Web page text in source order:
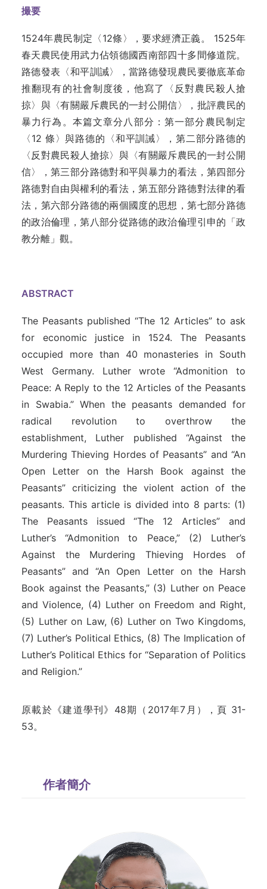
撮要
1524年農民制定〈12條〉，要求經濟正義。 1525年
春天農民使用武力佔領德國西南部四十多間修道院。
路德發表〈和平訓誡〉，當路德發現農民要徹底革命
推翻現有的社會制度後，他寫了〈反對農民殺人搶
掠〉與〈有關嚴斥農民的一封公開信〉，批評農民的
暴力行為。本篇文章分八部分：第一部分農民制定
〈12 條〉與路德的〈和平訓誡〉，第二部分路德的
〈反對農民殺人搶掠〉與〈有關嚴斥農民的一封公開
信〉，第三部分路德對和平與暴力的看法，第四部分
路德對自由與權利的看法，第五部分路德對法律的看
法，第六部分路德的兩個國度的思想，第七部分路德
的政治倫理，第八部分從路德的政治倫理引申的「政
教分離」觀。
ABSTRACT
The Peasants published “The 12 Articles” to ask
for economic justice in 1524. The Peasants
occupied more than 40 monasteries in South
West Germany. Luther wrote “Admonition to
Peace: A Reply to the 12 Articles of the Peasants
in Swabia.” When the peasants demanded for
radical revolution to overthrow the
establishment, Luther published “Against the
Murdering Thieving Hordes of Peasants” and “An
Open Letter on the Harsh Book against the
Peasants” criticizing the violent action of the
peasants. This article is divided into 8 parts: (1)
The Peasants issued “The 12 Articles” and
Luther’s “Admonition to Peace,” (2) Luther’s
Against the Murdering Thieving Hordes of
Peasants” and “An Open Letter on the Harsh
Book against the Peasants,” (3) Luther on Peace
and Violence, (4) Luther on Freedom and Right,
(5) Luther on Law, (6) Luther on Two Kingdoms,
(7) Luther’s Political Ethics, (8) The Implication of
Luther’s Political Ethics for “Separation of Politics
and Religion.”
原載於《建道學刊》48期（2017年7月），頁 31-
53。
作者簡介